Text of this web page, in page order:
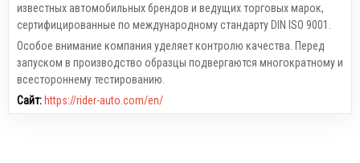
известных автомобильных брендов и ведущих торговых марок,
сертифицированные по международному стандарту DIN ISO 9001.
Особое внимание компания уделяет контролю качества. Перед
запуском в производство образцы подвергаются многократному и
всестороннему тестированию.
Сайт:https://rider-auto.com/en/